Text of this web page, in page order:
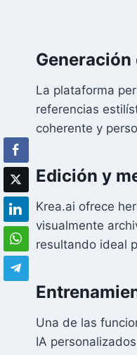
La plataforma
referencias
coherente y
Edición y
Krea.ai ofrece
visualmente
resultando ideal
Una de las
IA